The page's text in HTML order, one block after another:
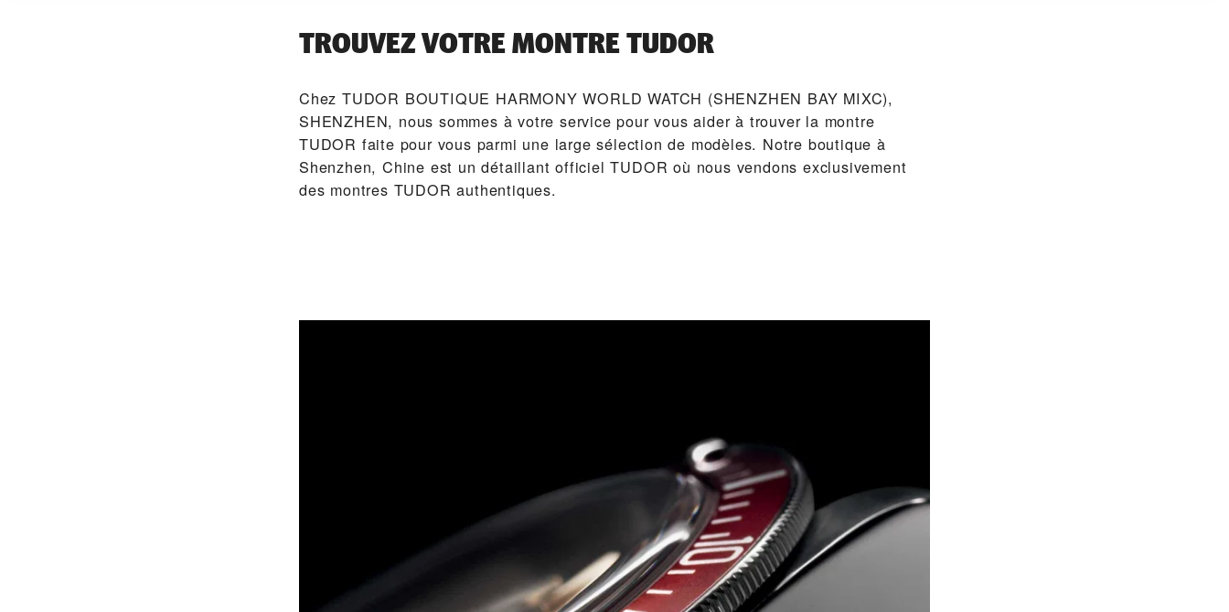
TROUVEZ VOTRE MONTRE TUDOR
Chez ‭TUDOR BOUTIQUE HARMONY WORLD WATCH (SHENZHEN BAY MIXC),
SHENZHEN‬, nous sommes à votre service pour vous aider à trouver la montre
TUDOR faite pour vous parmi une large sélection de modèles. Notre boutique à
Shenzhen, Chine est un détaillant officiel TUDOR où nous vendons exclusivement
des montres TUDOR authentiques.